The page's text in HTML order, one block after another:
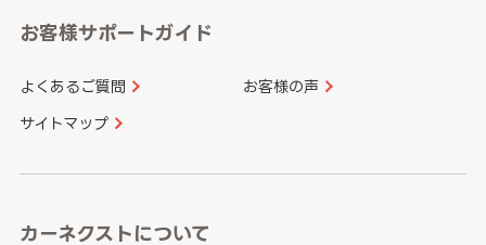
愛知県
和歌山県
山口県
香川県 愛媛県
長崎県
大分県 宮崎県
お客様サポートガイド
よくあるご質問 お客様の声
サイトマップ
カーネクストについて